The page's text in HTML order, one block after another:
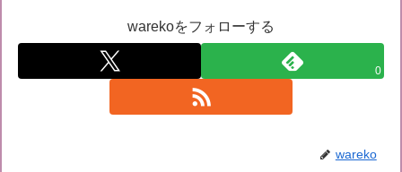
warekoをフォローする
0
wareko